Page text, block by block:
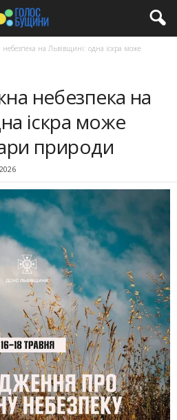
на Львівщині: одна іскра може
небезпека на
іскра може
природи